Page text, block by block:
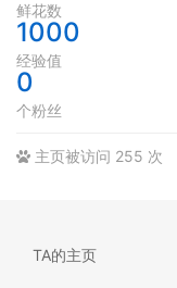
鲜花数
1000
经验值
0
个粉丝
主页被访问 255 次
TA的主页